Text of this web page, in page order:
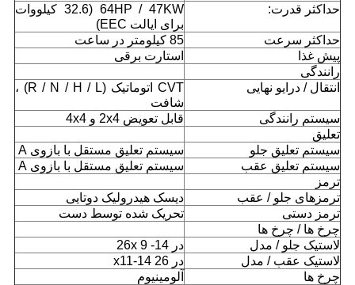
حداکثر قدرت:
64HP / 47KW (32.6 کیلووات
برای ایالت EEC)
حداکثر سرعت
85 کیلومتر در ساعت
پيش غذا
استارت برقی
رانندگی
انتقال / درایو نهایی
CVT اتوماتیک (R / N / H / L) ،
شافت
سیستم رانندگی
قابل تعویض 2x4 و 4x4
تعلیق
سیستم تعلیق جلو
سیستم تعلیق مستقل با بازوی A
سیستم تعلیق عقب
سیستم تعلیق مستقل با بازوی A
ترمز
ترمزهای جلو / عقب
دیسک هیدرولیک دوتایی
ترمز دستی
تحریک شده توسط دست
چرخ ها / چرخ ها
لاستیک جلو / مدل
در 26x 9 -14
لاستیک عقب / مدل
در 26 x11-14
چرخ ها
آلومینیوم